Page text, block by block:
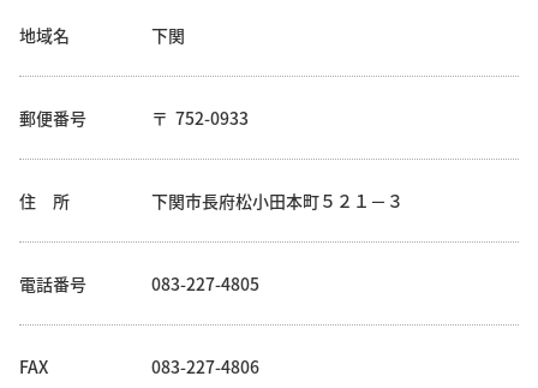
地域名 下関
郵便番号 752-0933
住 所 下関市長府松小田本町５２１－３
電話番号 083-227-4805
FAX 083-227-4806